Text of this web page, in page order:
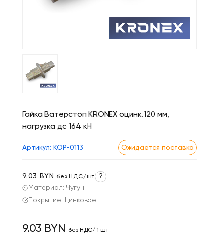
Гайка Ватерстоп KRONEX оцинк.120 мм,
нагрузка до 164 кН
Артикул: КОР-0113 Ожидается поставка
Материал: Чугун
Покрытие: Цинковое
9.03 BYN без НДС/шт ?
9.03 BYN без НДС/ 1 шт